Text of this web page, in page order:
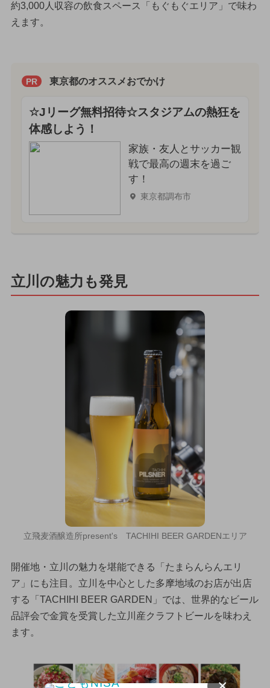
約3,000人収容の飲食スペース「もぐもぐエリア」で味わ
えます。
PR 東京都のオススメおでかけ
☆Jリーグ無料招待☆スタジアムの熱狂を
体感しよう！
家族・友人とサッカー観
戦で最高の週末を過ご
す！
東京都調布市
立川の魅力も発見
立飛麦酒醸造所present's TACHIHI BEER GARDENエリア
開催地・立川の魅力を堪能できる「たまらんらんエリ
ア」にも注目。立川を中心とした多摩地域のお店が出店
する「TACHIHI BEER GARDEN」では、世界的なビール
品評会で金賞を受賞した立川産クラフトビールを味わえ
ます。